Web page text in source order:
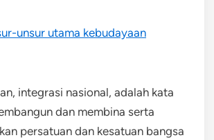
unsur utama kebudayaan
integrasi nasional, adalah kata
dan membina serta
persatuan dan kesatuan bangsa